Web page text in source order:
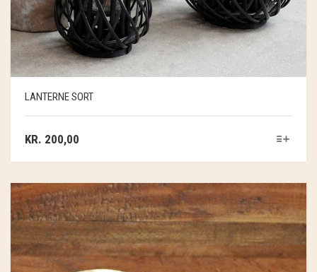
LANTERNE SORT
KR. 200,00